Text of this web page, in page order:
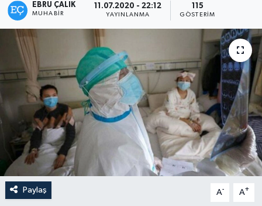
EBRU ÇALIK
MUHABIR
11.07.2020 - 22:12
YAYINLANMA
115
GÖSTERIM
Paylaş A- A+